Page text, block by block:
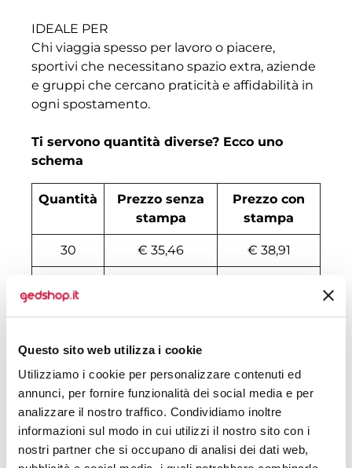
Questo sito web utilizza i cookie
Utilizziamo i cookie per personalizzare contenuti ed
annunci, per fornire funzionalità dei social media e per
analizzare il nostro traffico. Condividiamo inoltre
informazioni sul modo in cui utilizzi il nostro sito con i
nostri partner che si occupano di analisi dei dati web,
IDEALE PER
Chi viaggia spesso per lavoro o piacere,
sportivi che necessitano spazio extra, aziende
e gruppi che cercano praticità e affidabilità in
ogni spostamento.
Ti servono quantità diverse? Ecco uno
schema
Quantità
Prezzo senza
stampa
Prezzo con
stampa
30 € 35,46 € 38,91
100 € 32,59 € 34,31
200 € 32,35
500 € 31,67 € 32,82
1000 € 30,74 € 31,44
1500 € 31,32